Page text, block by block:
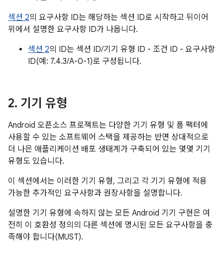
섹션 2의 요구사항 ID는 해당하는 섹션 ID로 시작하고 뒤이어
위에서 설명한 요구사항 ID가 나옵니다.
섹션 2의 ID는 섹션 ID/기기 유형 ID - 조건 ID - 요구사항
ID(예: 7.4.3/A-0-1)로 구성됩니다.
2. 기기 유형
Android 오픈소스 프로젝트는 다양한 기기 유형 및 폼 팩터에
사용할 수 있는 소프트웨어 스택을 제공하는 반면 상대적으로
더 나은 애플리케이션 배포 생태계가 구축되어 있는 몇몇 기기
유형도 있습니다.
이 섹션에서는 이러한 기기 유형, 그리고 각 기기 유형에 적용
가능한 추가적인 요구사항과 권장사항을 설명합니다.
설명한 기기 유형에 속하지 않는 모든 Android 기기 구현은 여
전히 이 호환성 정의의 다른 섹션에 명시된 모든 요구사항을 충
족해야 합니다(MUST).